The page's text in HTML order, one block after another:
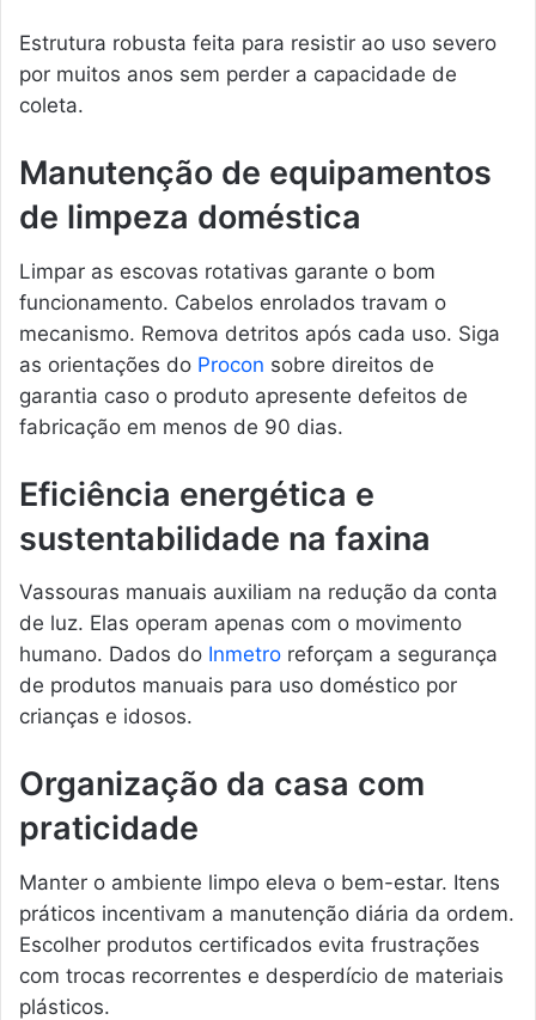
Estrutura robusta feita para resistir ao uso severo
por muitos anos sem perder a capacidade de
coleta.
Manutenção de equipamentos
de limpeza doméstica
Limpar as escovas rotativas garante o bom
funcionamento. Cabelos enrolados travam o
mecanismo. Remova detritos após cada uso. Siga
as orientações do Procon sobre direitos de
garantia caso o produto apresente defeitos de
fabricação em menos de 90 dias.
Eficiência energética e
sustentabilidade na faxina
Vassouras manuais auxiliam na redução da conta
de luz. Elas operam apenas com o movimento
humano. Dados do Inmetro reforçam a segurança
de produtos manuais para uso doméstico por
crianças e idosos.
Organização da casa com
praticidade
Manter o ambiente limpo eleva o bem-estar. Itens
práticos incentivam a manutenção diária da ordem.
Escolher produtos certificados evita frustrações
com trocas recorrentes e desperdício de materiais
plásticos.